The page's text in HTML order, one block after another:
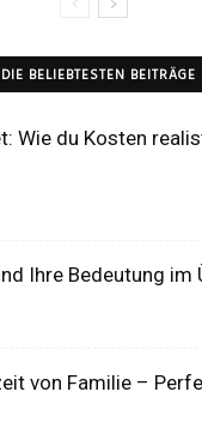
DIE BELIEBTESTEN BEITRÄGE
Wie du Kosten
Ihre Bedeutung im
von Familie –